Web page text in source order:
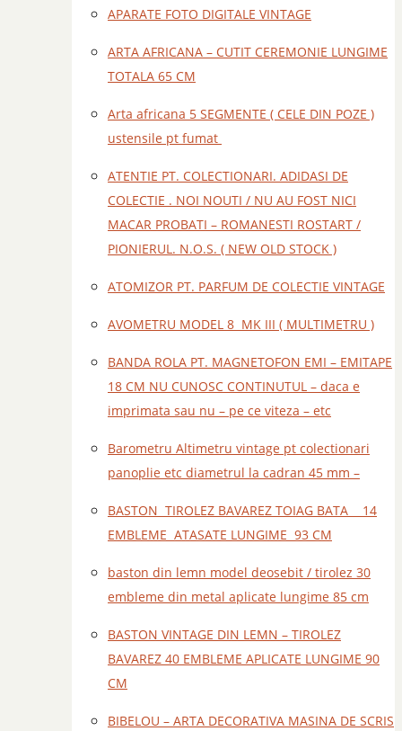
APARATE FOTO DIGITALE VINTAGE
ARTA AFRICANA – CUTIT CEREMONIE LUNGIME
TOTALA 65 CM
Arta africana 5 SEGMENTE ( CELE DIN POZE )
ustensile pt fumat
ATENTIE PT. COLECTIONARI. ADIDASI DE
COLECTIE . NOI NOUTI / NU AU FOST NICI
MACAR PROBATI – ROMANESTI ROSTART /
PIONIERUL. N.O.S. ( NEW OLD STOCK )
ATOMIZOR PT. PARFUM DE COLECTIE VINTAGE
AVOMETRU MODEL 8 MK III ( MULTIMETRU )
BANDA ROLA PT. MAGNETOFON EMI – EMITAPE
18 CM NU CUNOSC CONTINUTUL – daca e
imprimata sau nu – pe ce viteza – etc
Barometru Altimetru vintage pt colectionari
panoplie etc diametrul la cadran 45 mm –
BASTON TIROLEZ BAVAREZ TOIAG BATA 14
EMBLEME ATASATE LUNGIME 93 CM
baston din lemn model deosebit / tirolez 30
embleme din metal aplicate lungime 85 cm
BASTON VINTAGE DIN LEMN – TIROLEZ
BAVAREZ 40 EMBLEME APLICATE LUNGIME 90
CM
BIBELOU – ARTA DECORATIVA MASINA DE SCRIS